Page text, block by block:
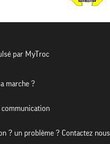
par MyTroc
marche ?
? un problème ? Contactez nous